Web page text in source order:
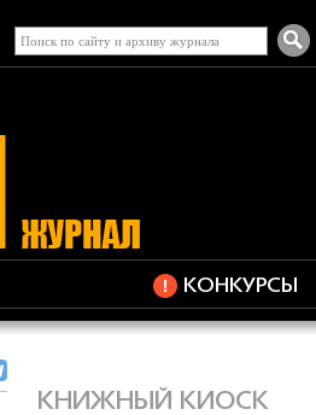
КОНКУРСЫ
КНИЖНЫЙ КИОСК